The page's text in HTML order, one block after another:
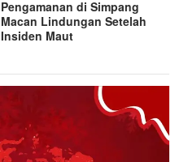
Pengamanan di Simpang
Macan Lindungan Setelah
Insiden Maut